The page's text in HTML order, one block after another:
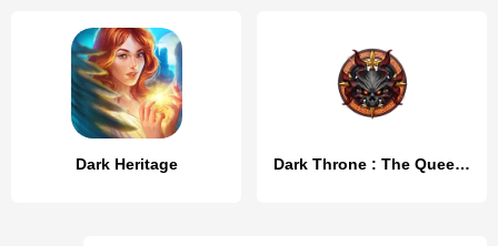
Dark Heritage Dark Throne : The Queen Rises